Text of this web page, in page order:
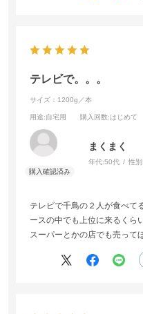
テレビで。。。
サイズ：1200g／本
用途:自宅用 購入回数:はじめて
まくまく
年代:50代 性別:
テレビで千鳥の２人が食べて
ースの中でも上位に来るくら
スーパーとかの店でも売って